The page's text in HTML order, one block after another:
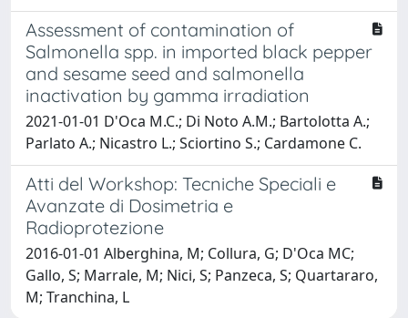
Assessment of contamination of
Salmonella spp. in imported black pepper
and sesame seed and salmonella
inactivation by gamma irradiation
2021-01-01 D'Oca M.C.; Di Noto A.M.; Bartolotta A.;
Parlato A.; Nicastro L.; Sciortino S.; Cardamone C.
Atti del Workshop: Tecniche Speciali e
Avanzate di Dosimetria e
Radioprotezione
2016-01-01 Alberghina, M; Collura, G; D'Oca MC;
Gallo, S; Marrale, M; Nici, S; Panzeca, S; Quartararo,
M; Tranchina, L